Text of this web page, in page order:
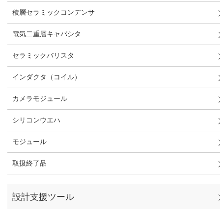
積層セラミックコンデンサ
電気二重層キャパシタ
セラミックバリスタ
インダクタ（コイル）
カメラモジュール
シリコンウエハ
モジュール
取扱終了品
設計支援ツール